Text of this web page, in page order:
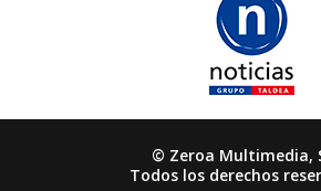
© Zeroa Multimedia,
Todos los derechos